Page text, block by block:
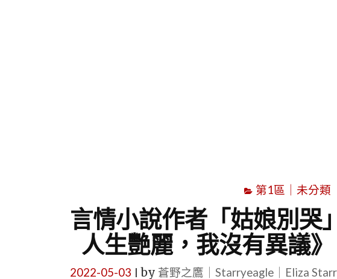
第1區｜未分類
言情小說作者「姑娘別哭
人生艷麗，我沒有異議》
2022-05-03 by 蒼野之鷹｜Starryeagle｜Eliza